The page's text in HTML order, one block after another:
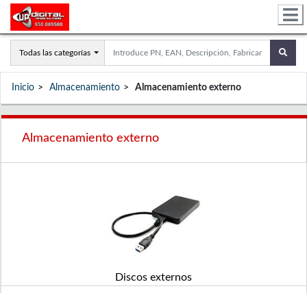
Todas las categorías
Inicio Almacenamiento Almacenamiento externo
Almacenamiento externo
Discos externos